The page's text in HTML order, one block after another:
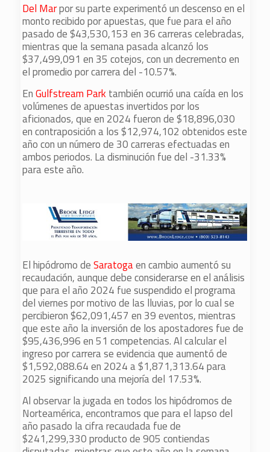
Del Marpor su parte experimentó un descenso en el
monto recibido por apuestas, que fue para el año
pasado de $43,530,153 en 36 carreras celebradas,
mientras que la semana pasada alcanzó los
$37,499,091 en 35 cotejos, con un decremento en
el promedio por carrera del -10.57%.
EnGulfstream Parktambién ocurrió una caída en los
volúmenes de apuestas invertidos por los
aficionados, que en 2024 fueron de $18,896,030
en contraposición a los $12,974,102 obtenidos este
año con un número de 30 carreras efectuadas en
ambos periodos. La disminución fue del -31.33%
para este año.
El hipódromo deSaratogaen cambio aumentó su
recaudación, aunque debe considerarse en el análisis
que para el año 2024 fue suspendido el programa
del viernes por motivo de las lluvias, por lo cual se
percibieron $62,091,457 en 39 eventos, mientras
que este año la inversión de los apostadores fue de
$95,436,996 en 51 competencias. Al calcular el
ingreso por carrera se evidencia que aumentó de
$1,592,088.64 en 2024 a $1,871,313.64 para
2025 significando una mejoría del 17.53%.
Al observar la jugada en todos los hipódromos de
Norteamérica, encontramos que para el lapso del
año pasado la cifra recaudada fue de
$241,299,330 producto de 905 contiendas